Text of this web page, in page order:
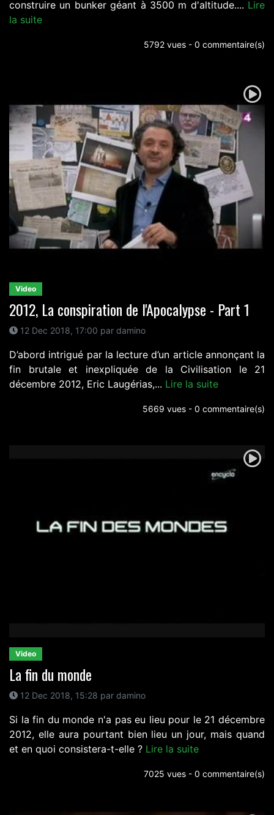
construire un bunker géant à 3500 m d'altitude.... Lire
la suite
5792 vues - 0 commentaire(s)
Video
2012, La conspiration de l'Apocalypse - Part 1
12 Dec 2018, 17:00 par damino
D’abord intrigué par la lecture d’un article annonçant la
fin brutale et inexpliquée de la Civilisation le 21
décembre 2012, Eric Laugérias,... Lire la suite
5669 vues - 0 commentaire(s)
Video
La fin du monde
12 Dec 2018, 15:28 par damino
Si la fin du monde n'a pas eu lieu pour le 21 décembre
2012, elle aura pourtant bien lieu un jour, mais quand
et en quoi consistera-t-elle ? Lire la suite
7025 vues - 0 commentaire(s)